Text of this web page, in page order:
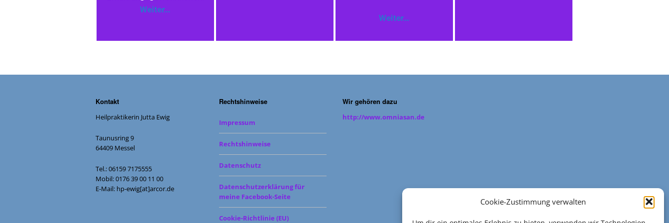
Cookie-Zustimmung verwalten
Weiter…
Weiter…
Kontakt
Heilpraktikerin Jutta Ewig
Taunusring 9
64409 Messel
Tel.: 06159 7175555
Mobil: 0176 39 00 11 00
E-Mail: hp-ewig[at]arcor.de
Rechtshinweise
Impressum
Rechtshinweise
Datenschutz
Datenschutzerklärung für
meine Facebook-Seite
Cookie-Richtlinie (EU)
Wir gehören dazu
http://www.omniasan.de